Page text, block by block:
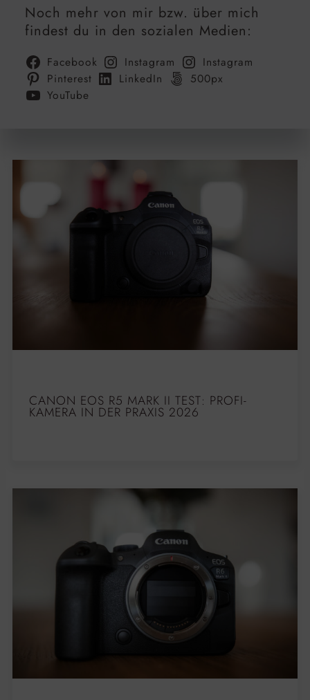
Noch mehr von mir bzw. über mich
findest du in den sozialen Medien:
Facebook Instagram
Instagram
Pinterest
LinkedIn
500px
YouTube
CANON EOS R5 MARK II TEST: PROFI-
KAMERA IN DER PRAXIS 2026